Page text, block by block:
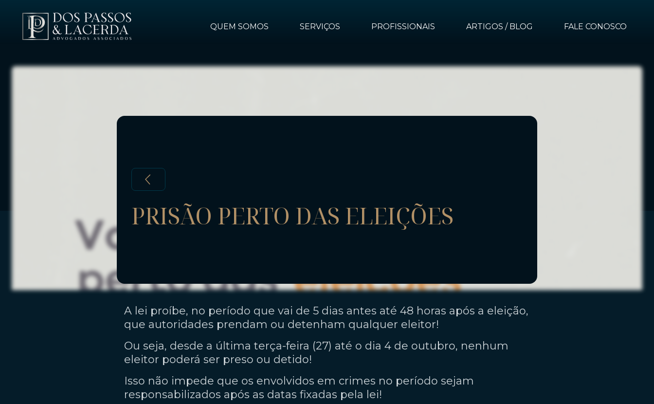
QUEM SOMOS SERVIÇOS PROFISSIONAIS ARTIGOS / BLOG FALE CONOSCO
QUEM SOMOS
PRISÃO PERTO DAS ELEIÇÕES
A lei proíbe, no período que vai de 5 dias antes até 48 horas após a eleição,
que autoridades prendam ou detenham qualquer eleitor!
Ou seja, desde a última terça-feira (27) até o dia 4 de outubro, nenhum
eleitor poderá ser preso ou detido!
Isso não impede que os envolvidos em crimes no período sejam
responsabilizados após as datas fixadas pela lei!